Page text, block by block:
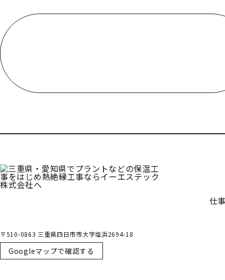
仕
〒510-0863 三重県四日市市大字塩浜2694-18
Googleマップで確認する